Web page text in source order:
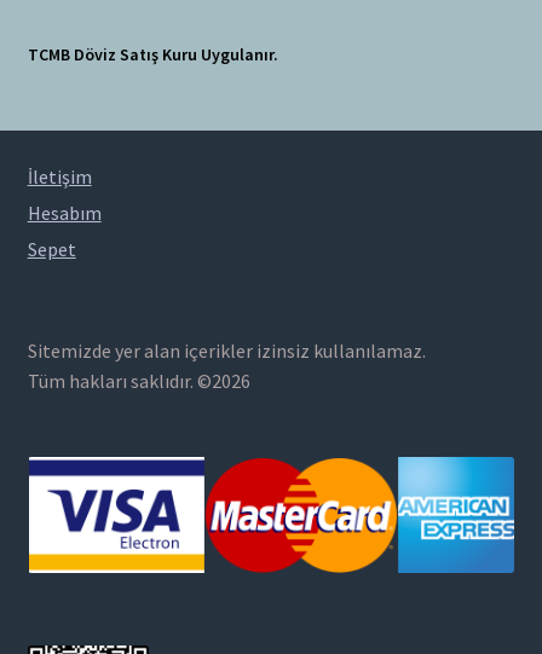
TCMB Döviz Satış Kuru Uygulanır.
İletişim
Hesabım
Sepet
Sitemizde yer alan içerikler izinsiz kullanılamaz.
Tüm hakları saklıdır. ©2026